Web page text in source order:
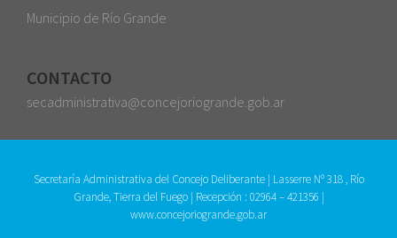
Municipio de Río Grande
CONTACTO
secadministrativa@concejoriogrande.gob.ar
Secretaría Administrativa del Concejo Deliberante | Lasserre Nº 318 , Río
Grande, Tierra del Fuego | Recepción : 02964 – 421356 |
www.concejoriogrande.gob.ar